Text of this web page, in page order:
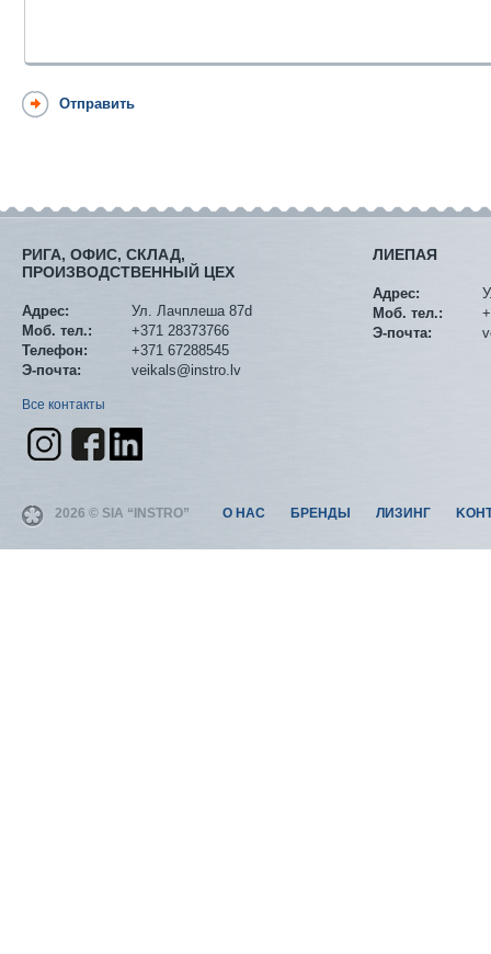
РИГА, ОФИС, СКЛАД,
ПРОИЗВОДСТВЕННЫЙ ЦЕХ
Адрес:
Ул. Лачплеша 87d
Моб. тел.:
+371 28373766
Телефон:
+371 67288545
Э-почта:
veikals@instro.lv
Все контакты
ЛИЕПАЯ
Адрес:
Моб. тел.:
Э-почта:
2026 © SIA “INSTRO” О НАС БРЕНДЫ ЛИЗИНГ